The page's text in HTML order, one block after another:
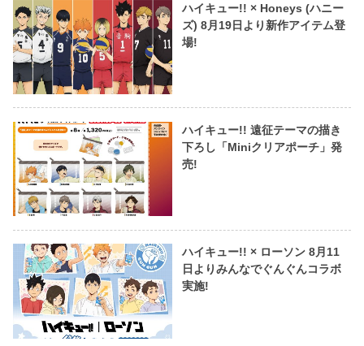
ハイキュー!! × Honeys (ハニー
ズ) 8月19日より新作アイテム登
場!
ハイキュー!! 遠征テーマの描き
下ろし「Miniクリアポーチ」発
売!
ハイキュー!! × ローソン 8月11
日よりみんなでぐんぐんコラボ
実施!